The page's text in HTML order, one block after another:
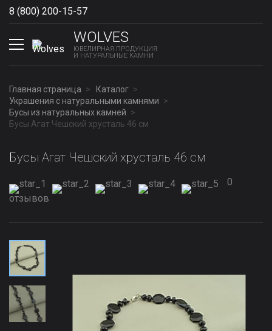
8 (800) 200-15-57
WOLVES
ЮВЕЛИРНАЯ ПРОДУКЦИЯ
И НАТУРАЛЬНЫЕ КАМНИ
Главная страница
Каталог
Украшения с натуральными камнями
Бусы из натуральных камней
Бусы Агат Чешский хрусталь 46 см
Бусы Агат Чешский хрусталь 46 см
0
отзывов